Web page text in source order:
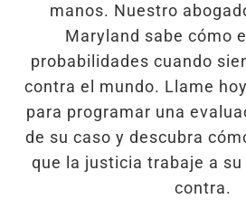
manos. Nuestro
Maryland sabe cómo
probabilidades cuando
contra el mundo. Llame
para programar una
de su caso y descubra
que la justicia trabaje a su
contra.